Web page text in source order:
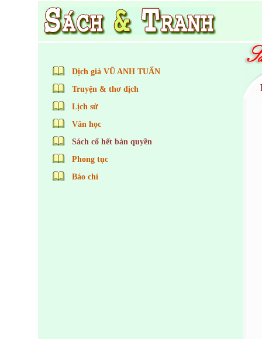
Dịch giả VŨ ANH TUẤN
Truyện & thơ dịch
Lịch sử
Văn học
Sách cổ hết bản quyền
Phong tục
Báo chí